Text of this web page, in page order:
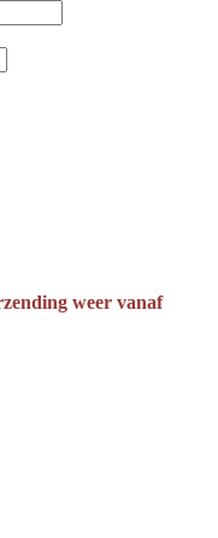
weer vanaf